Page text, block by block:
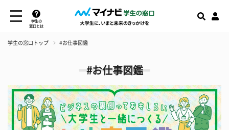
学生の
窓口とは
学生の窓口トップ #お仕事図鑑
#お仕事図鑑